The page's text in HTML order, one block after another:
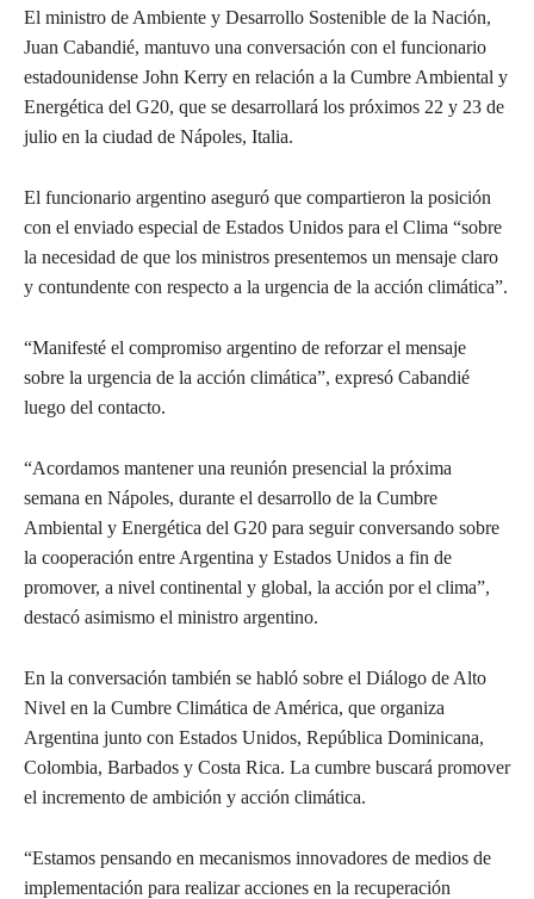
El ministro de Ambiente y Desarrollo Sostenible de la Nación,
Juan Cabandié, mantuvo una conversación con el funcionario
estadounidense John Kerry en relación a la Cumbre Ambiental y
Energética del G20, que se desarrollará los próximos 22 y 23 de
julio en la ciudad de Nápoles, Italia.
El funcionario argentino aseguró que compartieron la posición
con el enviado especial de Estados Unidos para el Clima “sobre
la necesidad de que los ministros presentemos un mensaje claro
y contundente con respecto a la urgencia de la acción climática”.
“Manifesté el compromiso argentino de reforzar el mensaje
sobre la urgencia de la acción climática”, expresó Cabandié
luego del contacto.
“Acordamos mantener una reunión presencial la próxima
semana en Nápoles, durante el desarrollo de la Cumbre
Ambiental y Energética del G20 para seguir conversando sobre
la cooperación entre Argentina y Estados Unidos a fin de
promover, a nivel continental y global, la acción por el clima”,
destacó asimismo el ministro argentino.
En la conversación también se habló sobre el Diálogo de Alto
Nivel en la Cumbre Climática de América, que organiza
Argentina junto con Estados Unidos, República Dominicana,
Colombia, Barbados y Costa Rica. La cumbre buscará promover
el incremento de ambición y acción climática.
“Estamos pensando en mecanismos innovadores de medios de
implementación para realizar acciones en la recuperación